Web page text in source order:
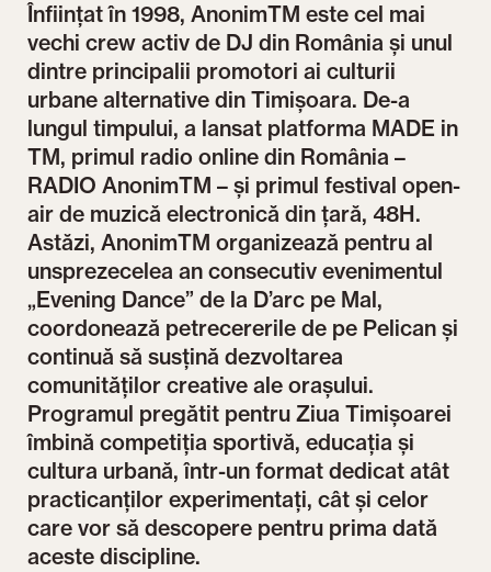
Înființat în 1998, AnonimTM este cel mai
vechi crew activ de DJ din România și unul
dintre principalii promotori ai culturii
urbane alternative din Timișoara. De-a
lungul timpului, a lansat platforma MADE in
TM, primul radio online din România –
RADIO AnonimTM – și primul festival open-
air de muzică electronică din țară, 48H.
Astăzi, AnonimTM organizează pentru al
unsprezecelea an consecutiv evenimentul
„Evening Dance” de la D’arc pe Mal,
coordonează petrecererile de pe Pelican și
continuă să susțină dezvoltarea
comunităților creative ale orașului.
Programul pregătit pentru Ziua Timișoarei
îmbină competiția sportivă, educația și
cultura urbană, într-un format dedicat atât
practicanților experimentați, cât și celor
care vor să descopere pentru prima dată
aceste discipline.